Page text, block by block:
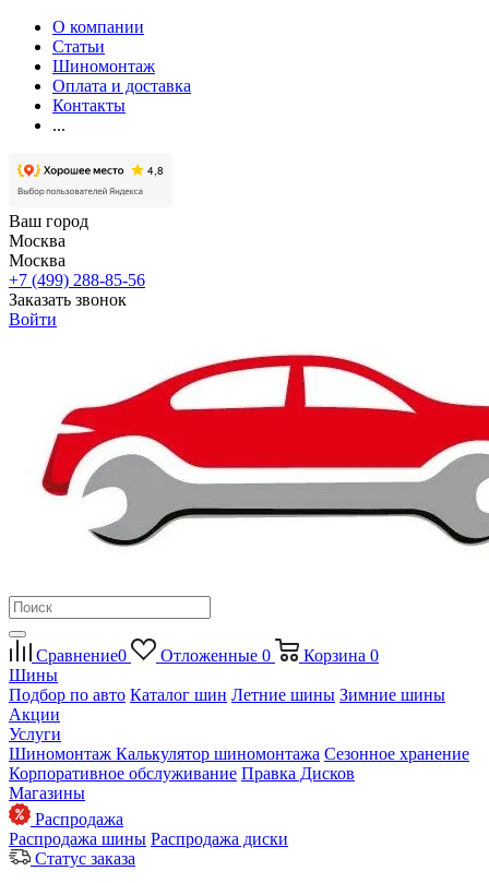
О компании
Статьи
Шиномонтаж
Оплата и доставка
Контакты
...
Ваш город
Москва
Москва
+7 (499) 288-85-56
Заказать звонок
Войти
Сравнение0 Отложенные 0 Корзина 0
Шины
Подбор по авто Каталог шин Летние шины Зимние шины
Акции
Услуги
Шиномонтаж Калькулятор шиномонтажа Сезонное хранение
Корпоративное обслуживание Правка Дисков
Магазины
Распродажа
Распродажа шины Распродажа диски
Статус заказа